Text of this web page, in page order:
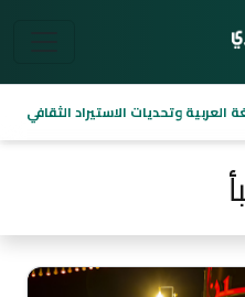
العربية وتحديات الاستيراد الثقافي